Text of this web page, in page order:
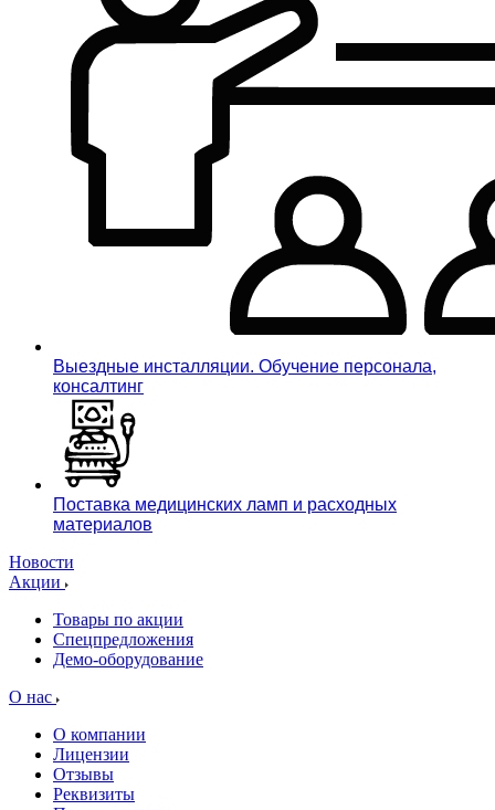
Выездные инсталляции. Обучение персонала,
консалтинг
Поставка медицинских ламп и расходных
материалов
Новости
Акции
Товары по акции
Спецпредложения
Демо-оборудование
О нас
О компании
Лицензии
Отзывы
Реквизиты